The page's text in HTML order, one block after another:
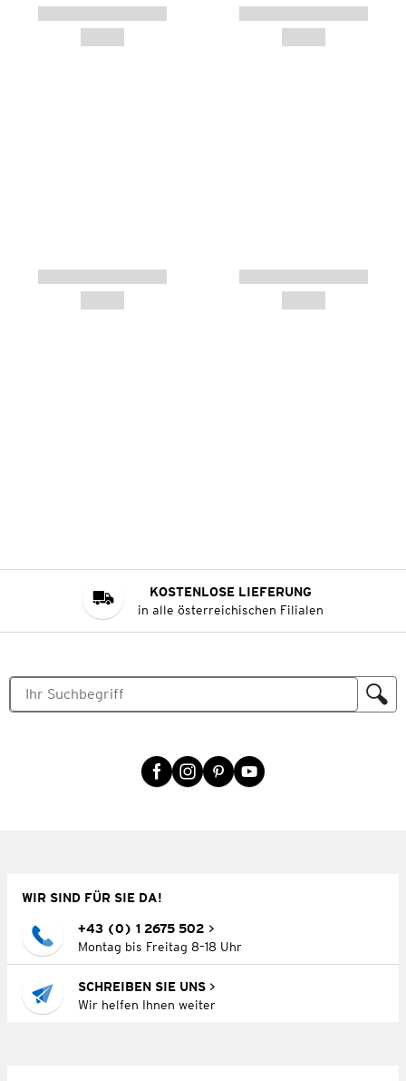
KOSTENLOSE LIEFERUNG
in alle österreichischen Filialen
WIR SIND FÜR SIE DA!
+43 (0) 1 2675 502
Montag bis Freitag 8–18 Uhr
SCHREIBEN SIE UNS
Wir helfen Ihnen weiter